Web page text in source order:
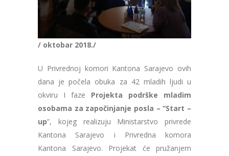
/ oktobar 2018./
U Privrednoj komori Kantona Sarajevo ovih
dana je počela obuka za 42 mladih ljudi u
okviru I faze Projekta podrške mladim
osobama za započinjanje posla – “Start –
up”, kojeg realizuju Ministarstvo privrede
Kantona Sarajevo i Privredna komora
Kantona Sarajevo. Projekat će pružanjem